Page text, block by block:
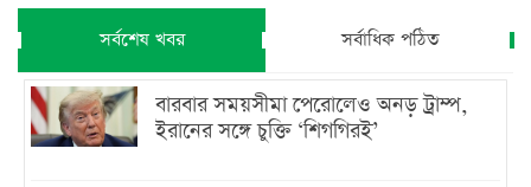
সর্বশেষ খবর সর্বাধিক পঠিত
বারবার সময়সীমা পেরোলেও অনড় ট্রাম্প,
ইরানের সঙ্গে চুক্তি ‘শিগগিরই’